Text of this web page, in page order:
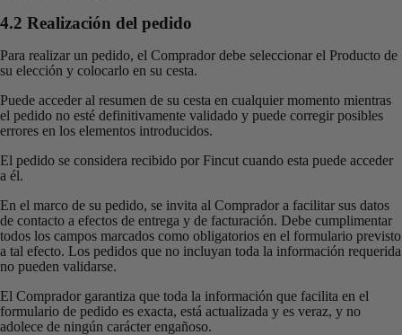
4.2 Realización del pedido
Para realizar un pedido, el Comprador debe seleccionar el Producto de
su elección y colocarlo en su cesta.
Puede acceder al resumen de su cesta en cualquier momento mientras
el pedido no esté definitivamente validado y puede corregir posibles
errores en los elementos introducidos.
El pedido se considera recibido por Fincut cuando esta puede acceder
a él.
En el marco de su pedido, se invita al Comprador a facilitar sus datos
de contacto a efectos de entrega y de facturación. Debe cumplimentar
todos los campos marcados como obligatorios en el formulario previsto
a tal efecto. Los pedidos que no incluyan toda la información requerida
no pueden validarse.
El Comprador garantiza que toda la información que facilita en el
formulario de pedido es exacta, está actualizada y es veraz, y no
adolece de ningún carácter engañoso.